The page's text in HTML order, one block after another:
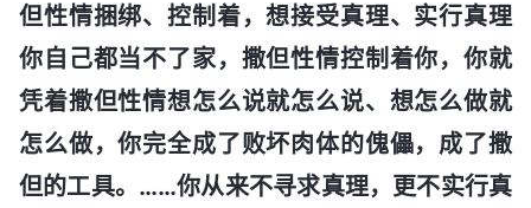
但性情捆绑、控制着，想接受真理、实行真理
你自己都当不了家，撒但性情控制着你，你就
凭着撒但性情想怎么说就怎么说、想怎么做就
怎么做，你完全成了败坏肉体的傀儡，成了撒
但的工具。……你从来不寻求真理，更不实行真